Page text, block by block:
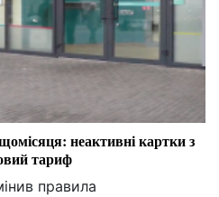
неактивні картки з
тариф
правила